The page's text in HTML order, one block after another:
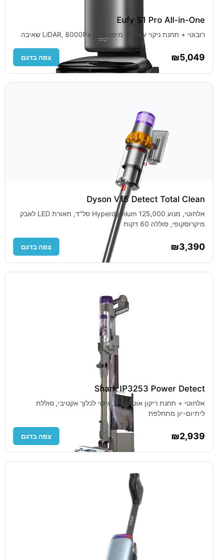
Eufy S1 Pro All-in-One
רובוטי + תחנת ניקוי עצמית, מיפוי לייזר LiDAR, 8000Pa שאיבה
₪5,049 צפה בדגם
Dyson V15 Detect Total Clean
אלחוטי, מנוע Hyperdymium 125,000 סל"ד, תאורת LED לאבק
מיקרוסקופי, סוללה 60 דקות
₪3,390 צפה בדגם
Shark IP3253 Power Detect
אלחוטי + תחנת ריקון אוטומטית, גילוי לכלוך אקטיבי, סוללת
ליתיום-יון מתחלפת
₪2,939 צפה בדגם